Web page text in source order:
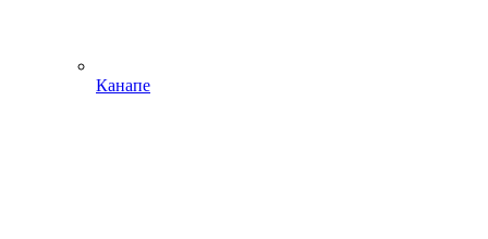
Канапе